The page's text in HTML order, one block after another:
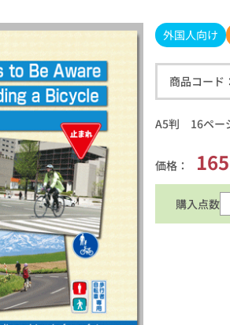
外国人向け
商品コード
A5判 16ペー
価格： 165
購入点数